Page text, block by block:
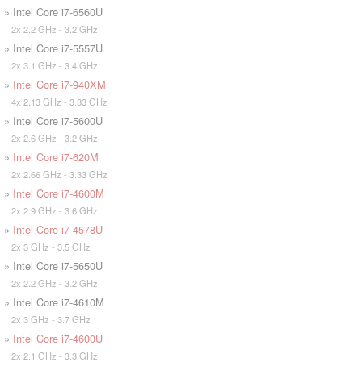
» Intel Core i7-6560U
2x 2.2 GHz - 3.2 GHz
» Intel Core i7-5557U
2x 3.1 GHz - 3.4 GHz
» Intel Core i7-940XM
4x 2.13 GHz - 3.33 GHz
» Intel Core i7-5600U
2x 2.6 GHz - 3.2 GHz
» Intel Core i7-620M
2x 2.66 GHz - 3.33 GHz
» Intel Core i7-4600M
2x 2.9 GHz - 3.6 GHz
» Intel Core i7-4578U
2x 3 GHz - 3.5 GHz
» Intel Core i7-5650U
2x 2.2 GHz - 3.2 GHz
» Intel Core i7-4610M
2x 3 GHz - 3.7 GHz
» Intel Core i7-4600U
2x 2.1 GHz - 3.3 GHz